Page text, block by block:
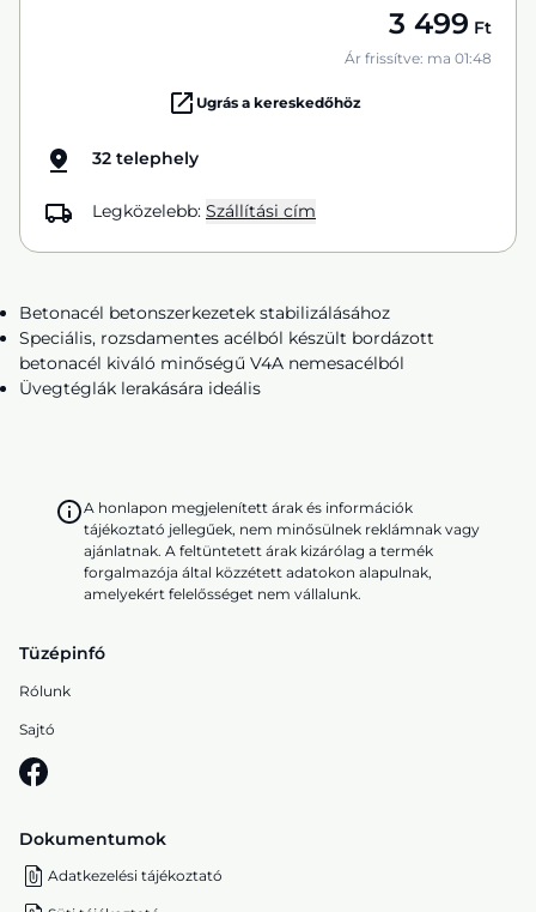
3 499 Ft
Ár frissítve: ma 01:48
Ugrás a kereskedőhöz
32 telephely
Legközelebb: Szállítási cím
Betonacél betonszerkezetek stabilizálásához
Speciális, rozsdamentes acélból készült bordázott
betonacél kiváló minőségű V4A nemesacélból
Üvegtéglák lerakására ideális
A honlapon megjelenített árak és információk
tájékoztató jellegűek, nem minősülnek reklámnak vagy
ajánlatnak. A feltüntetett árak kizárólag a termék
forgalmazója által közzétett adatokon alapulnak,
amelyekért felelősséget nem vállalunk.
Tüzépinfó
Rólunk
Sajtó
Dokumentumok
Adatkezelési tájékoztató